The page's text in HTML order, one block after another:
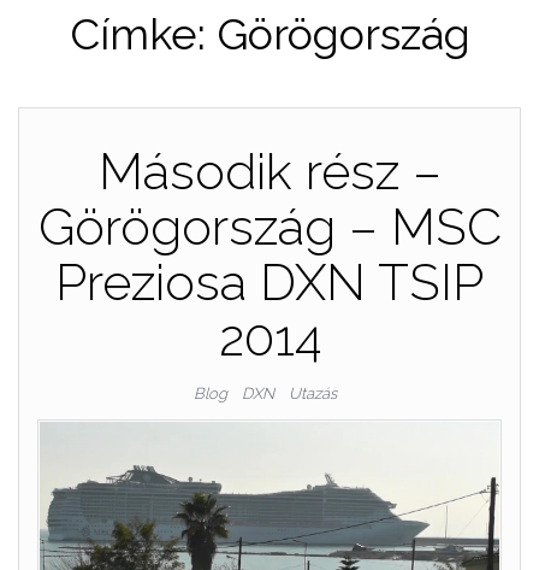
Címke: Görögország
Második rész –
Görögország – MSC
Preziosa DXN TSIP
2014
Blog DXN Utazás